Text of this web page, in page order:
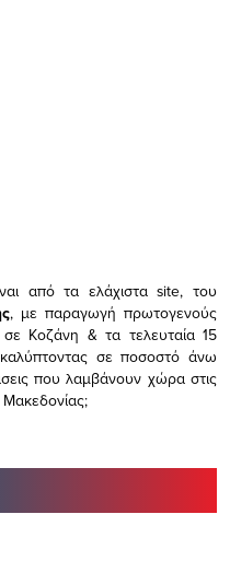
από τα ελάχισταsite, του
, με παραγωγή πρωτογενούς
σε Κοζάνη & τα τελευταία 15
σε ποσοστό άνω
που λαμβάνουν χώρα στις